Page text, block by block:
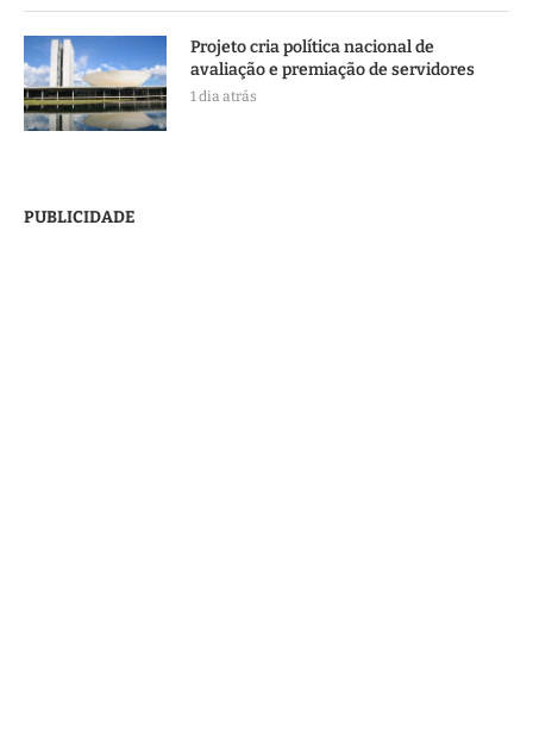
Projeto cria política nacional de
avaliação e premiação de servidores
1 dia atrás
PUBLICIDADE